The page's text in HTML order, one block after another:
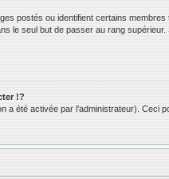
postés ou identifient certains
le seul but de passer au rang
!?
été activée par l’administrateur). Ceci